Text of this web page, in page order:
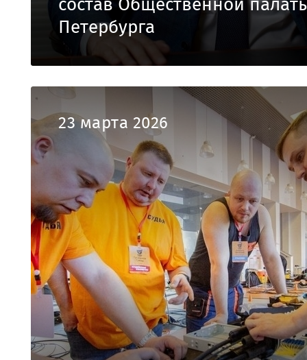
состав Общественной
Петербурга
23 марта 2026